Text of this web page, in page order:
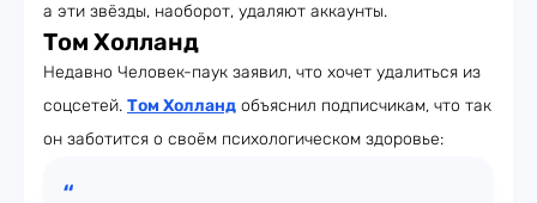
а эти звёзды, наоборот, удаляют аккаунты.
Том Холланд
Недавно Человек-паук заявил, что хочет удалиться из
соцсетей. Том Холланд объяснил подписчикам, что так
он заботится о своём психологическом здоровье: